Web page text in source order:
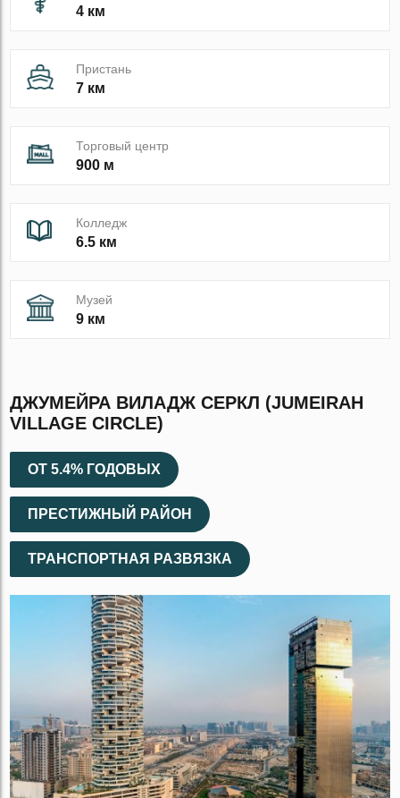
4 км
Пристань
7 км
Торговый центр
900 м
Колледж
6.5 км
Музей
9 км
ДЖУМЕЙРА ВИЛАДЖ СЕРКЛ (JUMEIRAH
VILLAGE CIRCLE)
ОТ 5.4% ГОДОВЫХ
ПРЕСТИЖНЫЙ РАЙОН
ТРАНСПОРТНАЯ РАЗВЯЗКА